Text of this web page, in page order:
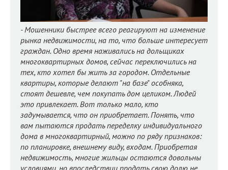
- Мошенники быстрее всего реагируют на изменение
рынка недвижимости, на то, что больше интересует
граждан. Одно время наживались на дольщиках
многоквартирных домов, сейчас переключились на
тех, кто хотел бы жить за городом. Отдельные
квартиры, которые делают "на базе" особняка,
стоят дешевле, чем покупать дом целиком. Людей
это привлекает. Вот только мало, кто
задумывается, что он приобретает. Понять, что
вам пытаются продать переделку индивидуального
дома в многоквартирный, можно по ряду признаков:
по планировке, внешнему виду, входам. Приобретая
недвижимость, многие жильцы остаются довольны
условиями, но впоследствии продать свою долю не